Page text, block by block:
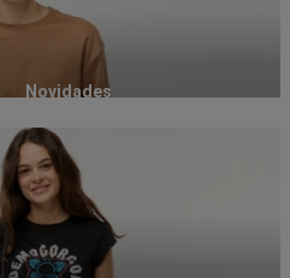
Novidades